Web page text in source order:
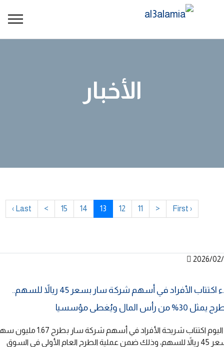
الأخبار
2026/02/
بدء اكتتاب الأفراد في أسهم شركة سار بسعر 45 ريالاً للسهم..
30% من رأس المال ويُغطى مؤسسيا
دأ اليوم اكتتاب شريحة الأفراد في أسهم شركة سار بطرح
بسعر 45 ريالاً للسهم، وذلك ضمن عملية الطرح العام الأولي في السوق
‹ First
<
11
12
13
14
15
>
Last ›